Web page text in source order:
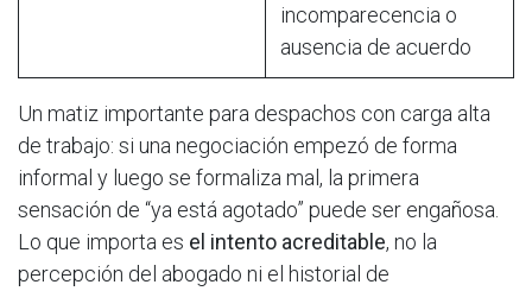
incomparecencia o
ausencia de acuerdo
Un matiz importante para despachos con carga alta
de trabajo: si una negociación empezó de forma
informal y luego se formaliza mal, la primera
sensación de “ya está agotado” puede ser engañosa.
Lo que importa es el intento acreditable, no la
percepción del abogado ni el historial de